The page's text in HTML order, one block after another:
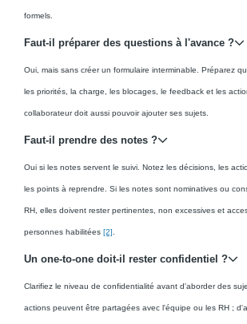
formels.
Faut-il préparer des questions à l'avance ?
Oui, mais sans créer un formulaire interminable. Préparez
les priorités, la charge, les blocages, le feedback et les
collaborateur doit aussi pouvoir ajouter ses sujets.
Faut-il prendre des notes ?
Oui si les notes servent le suivi. Notez les décisions, les
les points à reprendre. Si les notes sont nominatives ou
RH, elles doivent rester pertinentes, non excessives et
personnes habilitées [2]
Un one-to-one doit-il rester confidentiel ?
Clarifiez le niveau de confidentialité avant d'aborder des
actions peuvent être partagées avec l'équipe ou les RH ;